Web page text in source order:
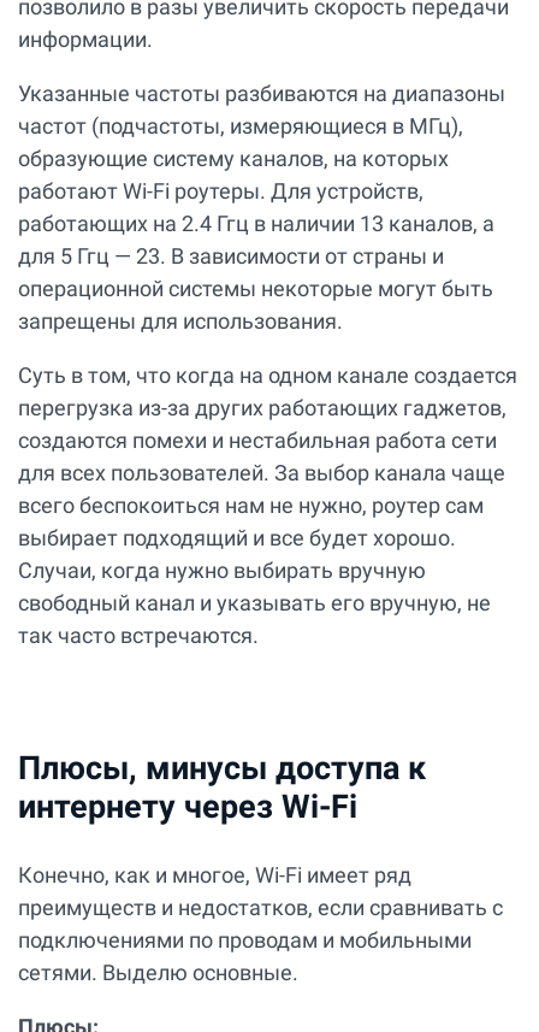
позволило в разы увеличить скорость передачи
информации.
Указанные частоты разбиваются на диапазоны
частот (подчастоты, измеряющиеся в МГц),
образующие систему каналов, на которых
работают Wi-Fi роутеры. Для устройств,
работающих на 2.4 Ггц в наличии 13 каналов, а
для 5 Ггц — 23. В зависимости от страны и
операционной системы некоторые могут быть
запрещены для использования.
Суть в том, что когда на одном канале создается
перегрузка из-за других работающих гаджетов,
создаются помехи и нестабильная работа сети
для всех пользователей. За выбор канала чаще
всего беспокоиться нам не нужно, роутер сам
выбирает подходящий и все будет хорошо.
Случаи, когда нужно выбирать вручную
свободный канал и указывать его вручную, не
так часто встречаются.
Плюсы, минусы доступа к
интернету через Wi-Fi
Конечно, как и многое, Wi-Fi имеет ряд
преимуществ и недостатков, если сравнивать с
подключениями по проводам и мобильными
сетями. Выделю основные.